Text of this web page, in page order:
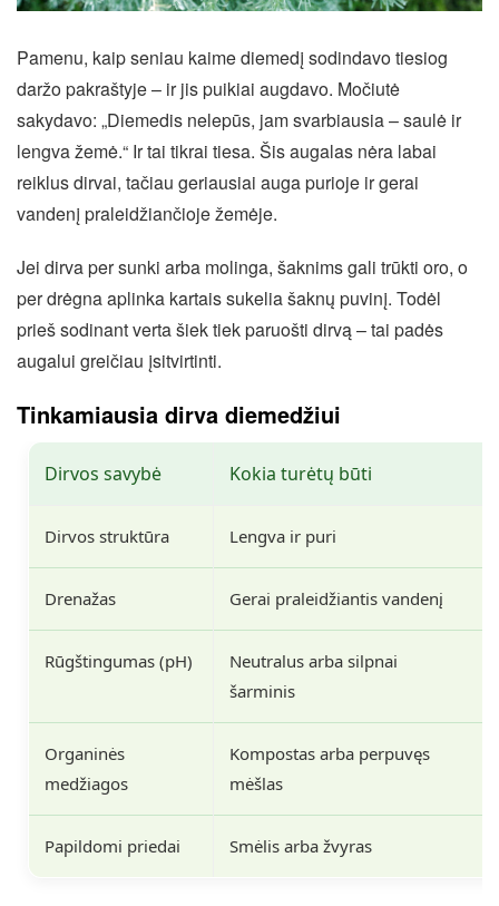
Pamenu, kaip seniau kaime diemedį sodindavo tiesiog
daržo pakraštyje – ir jis puikiai augdavo. Močiutė
sakydavo: „Diemedis nelepūs, jam svarbiausia – saulė ir
lengva žemė.“ Ir tai tikrai tiesa. Šis augalas nėra labai
reiklus dirvai, tačiau geriausiai auga purioje ir gerai
vandenį praleidžiančioje žemėje.
Jei dirva per sunki arba molinga, šaknims gali trūkti oro, o
per drėgna aplinka kartais sukelia šaknų puvinį. Todėl
prieš sodinant verta šiek tiek paruošti dirvą – tai padės
augalui greičiau įsitvirtinti.
Tinkamiausia dirva diemedžiui
Dirvos savybė Kokia turėtų būti
Dirvos struktūra Lengva ir puri
Drenažas Gerai praleidžiantis vandenį
Rūgštingumas (pH)
Neutralus arba silpnai
šarminis
Organinės
medžiagos
Kompostas arba perpuvęs
mėšlas
Papildomi priedai Smėlis arba žvyras